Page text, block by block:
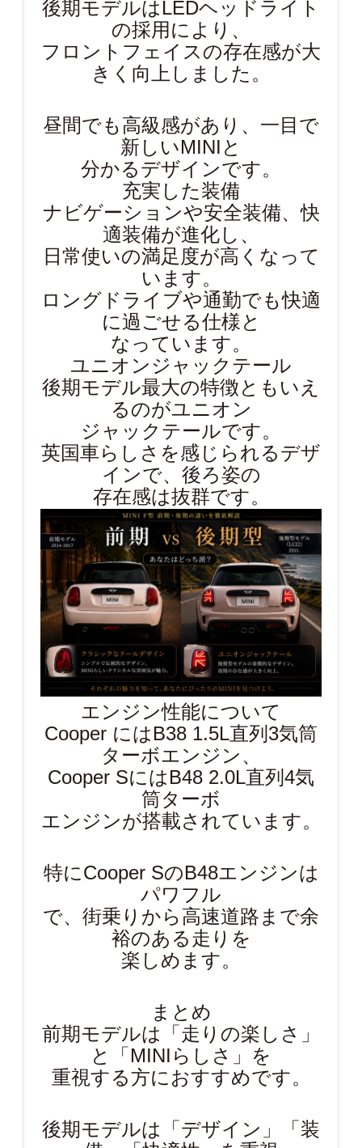
後期モデルはLEDヘッドライト
の採用により、
フロントフェイスの存在感が大
きく向上しました。
昼間でも高級感があり、一目で
新しいMINIと
分かるデザインです。
充実した装備
ナビゲーションや安全装備、快
適装備が進化し、
日常使いの満足度が高くなって
います。
ロングドライブや通勤でも快適
に過ごせる仕様と
なっています。
ユニオンジャックテール
後期モデル最大の特徴ともいえ
るのがユニオン
ジャックテールです。
英国車らしさを感じられるデザ
インで、後ろ姿の
存在感は抜群です。
エンジン性能について
Cooper にはB38 1.5L直列3気筒
ターボエンジン、
Cooper SにはB48 2.0L直列4気
筒ターボ
エンジンが搭載されています。
特にCooper SのB48エンジンは
パワフル
で、街乗りから高速道路まで余
裕のある走りを
楽しめます。
まとめ
前期モデルは「走りの楽しさ」
と「MINIらしさ」を
重視する方におすすめです。
後期モデルは「デザイン」「装